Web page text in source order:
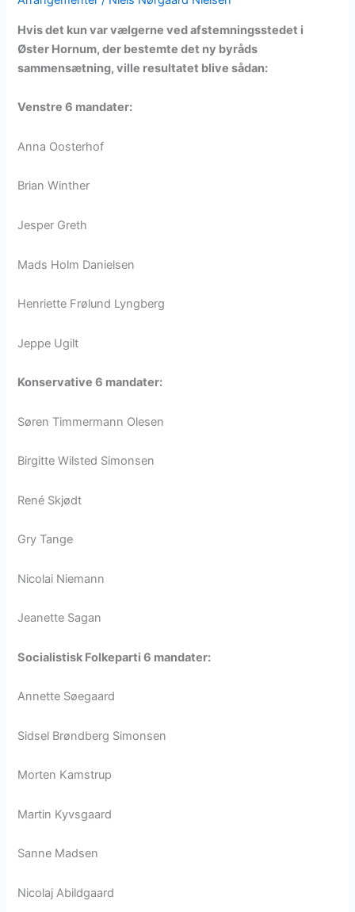
Hvis det kun var vælgerne ved afstemningsstedet i
Øster Hornum, der bestemte det ny byråds
sammensætning, ville resultatet blive sådan:
Venstre 6 mandater:
Anna Oosterhof
Brian Winther
Jesper Greth
Mads Holm Danielsen
Henriette Frølund Lyngberg
Jeppe Ugilt
Konservative 6 mandater:
Søren Timmermann Olesen
Birgitte Wilsted Simonsen
René Skjødt
Gry Tange
Nicolai Niemann
Jeanette Sagan
Socialistisk Folkeparti 6 mandater:
Annette Søegaard
Sidsel Brøndberg Simonsen
Morten Kamstrup
Martin Kyvsgaard
Sanne Madsen
Nicolaj Abildgaard